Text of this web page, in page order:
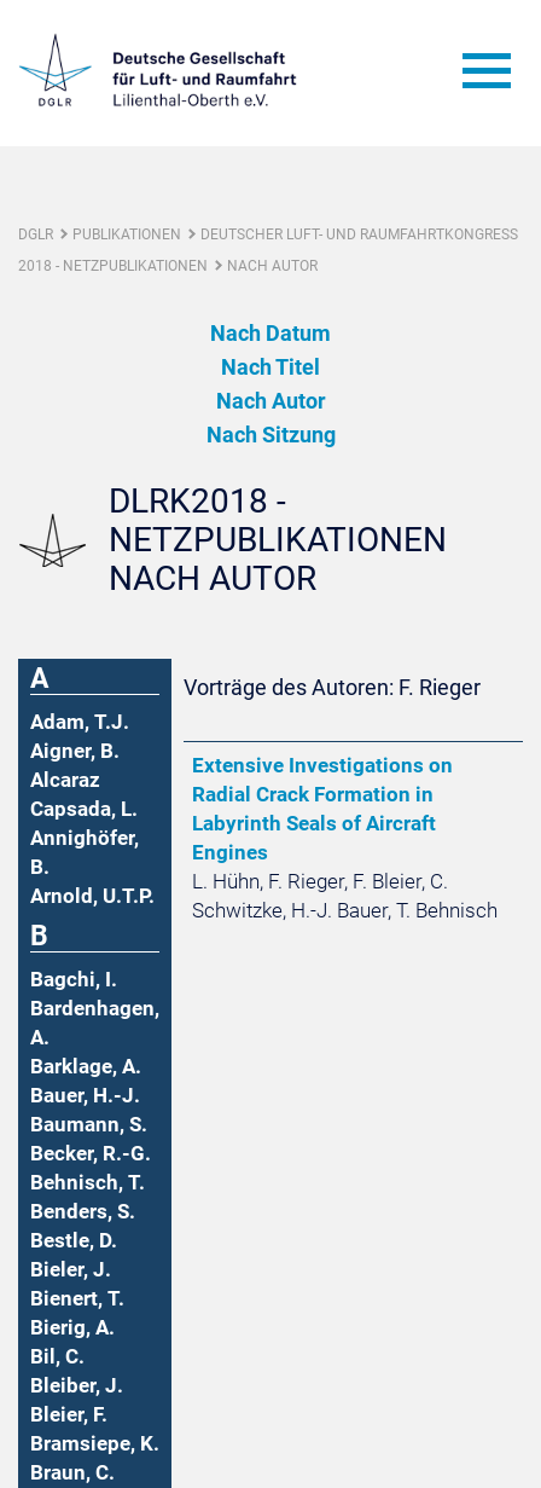
DGLR PUBLIKATIONEN
DEUTSCHER LUFT- UND RAUMFAHRTKONGRESS
2018 - NETZPUBLIKATIONEN
NACH AUTOR
Nach Datum
Nach Titel
Nach Autor
Nach Sitzung
DLRK2018 -
NETZPUBLIKATIONEN
NACH AUTOR
A
Adam, T.J.
Aigner, B.
Alcaraz
Capsada, L.
Annighöfer,
B.
Arnold, U.T.P.
B
Bagchi, I.
Bardenhagen,
A.
Barklage, A.
Bauer, H.-J.
Baumann, S.
Becker, R.-G.
Behnisch, T.
Benders, S.
Bestle, D.
Bieler, J.
Bienert, T.
Bierig, A.
Bil, C.
Bleiber, J.
Bleier, F.
Bramsiepe, K.
Braun, C.
Vorträge des Autoren: F. Rieger
Extensive Investigations on
Radial Crack Formation in
Labyrinth Seals of Aircraft
Engines
L. Hühn, F. Rieger, F. Bleier, C.
Schwitzke, H.-J. Bauer, T. Behnisch